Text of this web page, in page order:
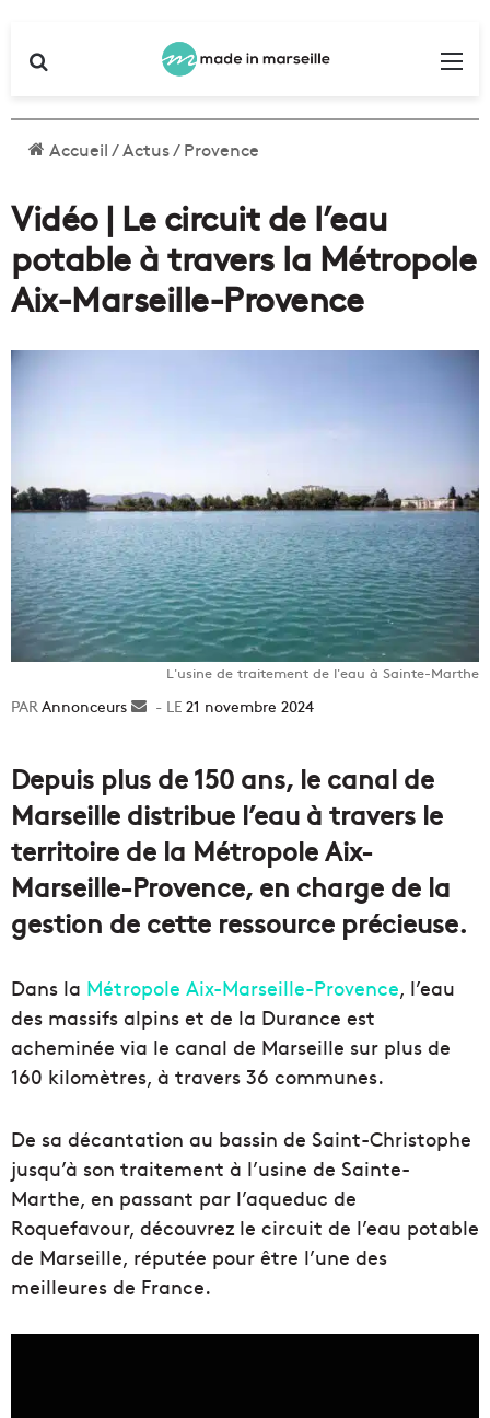
Accueil/Actus/Provence
Vidéo | Le circuit de l’eau
potable à travers la Métropole
Aix-Marseille-Provence
L'usine de traitement de l'eau à Sainte-Marthe
Annonceurs
Envoyer21 novembre 2024
Depuis plus de 150 ans, le canal de
Marseille distribue l’eau à travers le
territoire de la Métropole Aix-
Marseille-Provence, en charge de la
gestion de cette ressource précieuse.
Dans la Métropole Aix-Marseille-Provence, l’eau
des massifs alpins et de la Durance est
acheminée via le canal de Marseille sur plus de
160 kilomètres, à travers 36 communes.
De sa décantation au bassin de Saint-Christophe
jusqu’à son traitement à l’usine de Sainte-
Marthe, en passant par l’aqueduc de
Roquefavour, découvrez le circuit de l’eau potable
de Marseille, réputée pour être l’une des
meilleures de France.